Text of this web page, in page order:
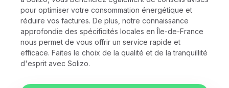
pour optimiser votre consommation énergétique et
réduire vos factures. De plus, notre connaissance
approfondie des spécificités locales en Île-de-France
nous permet de vous offrir un service rapide et
efficace. Faites le choix de la qualité et de la tranquillité
d'esprit avec Solizo.